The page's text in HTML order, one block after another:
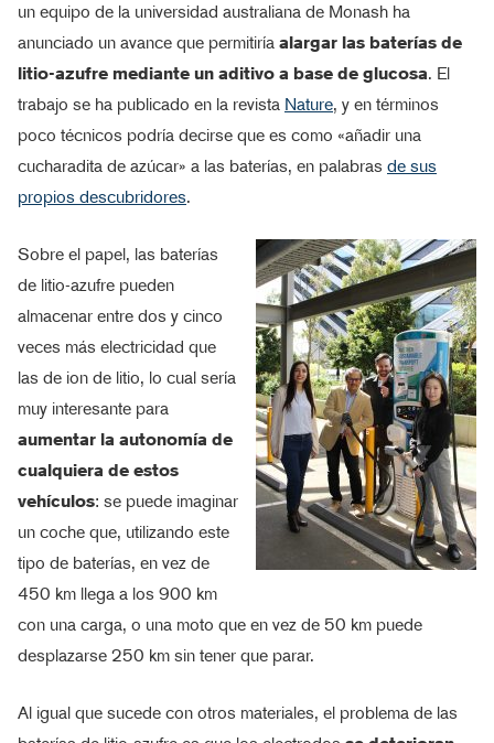
un equipo de la universidad australiana de Monash ha
anunciado un avance que permitiría alargar las baterías de
litio-azufre mediante un aditivo a base de glucosa. El
trabajo se ha publicado en la revista Nature, y en términos
poco técnicos podría decirse que es como «añadir una
cucharadita de azúcar» a las baterías, en palabras de sus
propios descubridores.
Sobre el papel, las baterías
de litio-azufre pueden
almacenar entre dos y cinco
veces más electricidad que
las de ion de litio, lo cual sería
muy interesante para
aumentar la autonomía de
cualquiera de estos
vehículos: se puede imaginar
un coche que, utilizando este
tipo de baterías, en vez de
450 km llega a los 900 km
con una carga, o una moto que en vez de 50 km puede
desplazarse 250 km sin tener que parar.
Al igual que sucede con otros materiales, el problema de las